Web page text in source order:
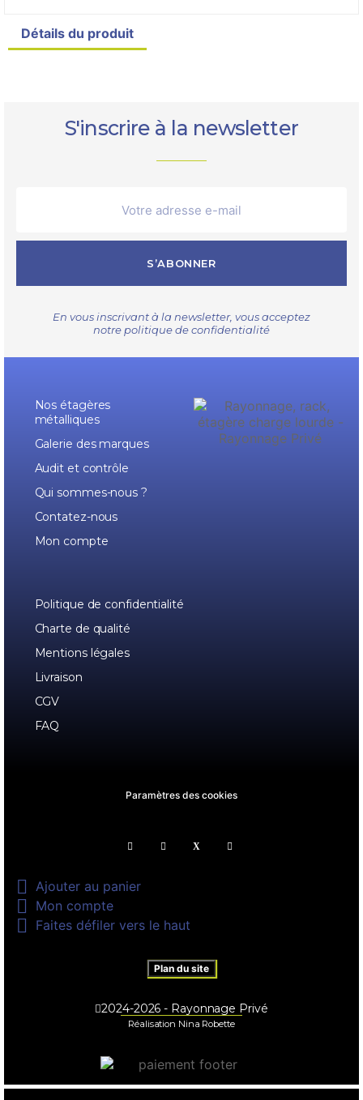
Détails du produit
S'inscrire à la newsletter
S’ABONNER
En vous inscrivant à la newsletter, vous acceptez
notrepolitique de confidentialité
Nos étagères
métalliques
Galerie des marques
Audit et contrôle
Qui sommes-nous ?
Contatez-nous
Mon compte
Politique de confidentialité
Charte de qualité
Mentions légales
Livraison
CGV
FAQ
Paramètres des cookies
 Ajouter au panier
 Mon compte
 Faites défiler vers le haut
Plan du site
2024-2026 - Rayonnage Privé
Réalisation Nina Robette